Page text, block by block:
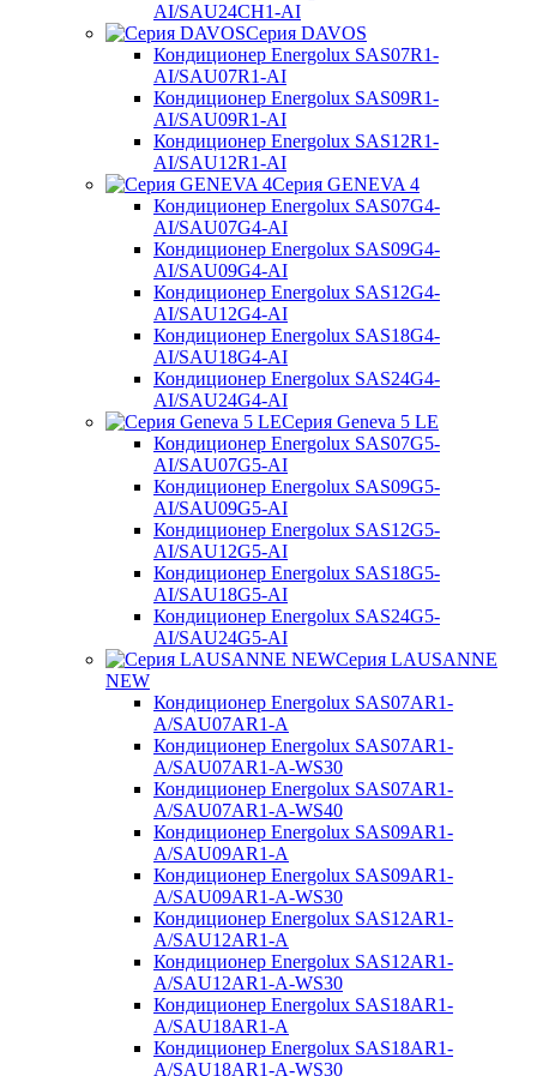
AI/SAU24CH1-AI
Серия DAVOS
Кондиционер Energolux SAS07R1-
AI/SAU07R1-AI
Кондиционер Energolux SAS09R1-
AI/SAU09R1-AI
Кондиционер Energolux SAS12R1-
AI/SAU12R1-AI
Серия GENEVA 4
Кондиционер Energolux SAS07G4-
AI/SAU07G4-AI
Кондиционер Energolux SAS09G4-
AI/SAU09G4-AI
Кондиционер Energolux SAS12G4-
AI/SAU12G4-AI
Кондиционер Energolux SAS18G4-
AI/SAU18G4-AI
Кондиционер Energolux SAS24G4-
AI/SAU24G4-AI
Серия Geneva 5 LE
Кондиционер Energolux SAS07G5-
AI/SAU07G5-AI
Кондиционер Energolux SAS09G5-
AI/SAU09G5-AI
Кондиционер Energolux SAS12G5-
AI/SAU12G5-AI
Кондиционер Energolux SAS18G5-
AI/SAU18G5-AI
Кондиционер Energolux SAS24G5-
AI/SAU24G5-AI
Серия LAUSANNE
NEW
Кондиционер Energolux SAS07AR1-
A/SAU07AR1-A
Кондиционер Energolux SAS07AR1-
A/SAU07AR1-A-WS30
Кондиционер Energolux SAS07AR1-
A/SAU07AR1-A-WS40
Кондиционер Energolux SAS09AR1-
A/SAU09AR1-A
Кондиционер Energolux SAS09AR1-
A/SAU09AR1-A-WS30
Кондиционер Energolux SAS12AR1-
A/SAU12AR1-A
Кондиционер Energolux SAS12AR1-
A/SAU12AR1-A-WS30
Кондиционер Energolux SAS18AR1-
A/SAU18AR1-A
Кондиционер Energolux SAS18AR1-
A/SAU18AR1-A-WS30